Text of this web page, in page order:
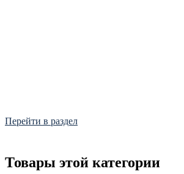
Перейти в раздел
Товары этой категории